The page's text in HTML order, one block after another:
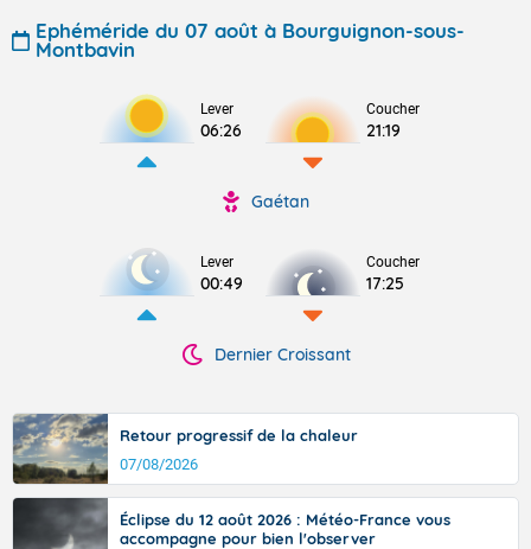
Ephéméride du 07 août à Bourguignon-sous-
Montbavin
Lever
06:26
Coucher
21:19
Gaétan
Lever
00:49
Coucher
17:25
Dernier Croissant
Retour progressif de la chaleur
07/08/2026
Éclipse du 12 août 2026 : Météo-France vous
accompagne pour bien l'observer